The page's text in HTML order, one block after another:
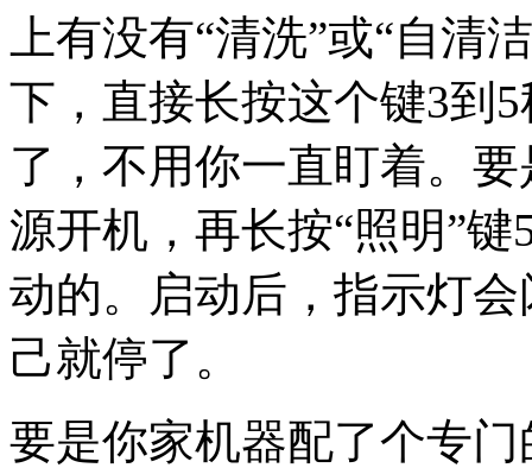
上有没有“清洗”或“自清
下，直接长按这个键3到
了，不用你一直盯着。
源开机，再长按“照明”
动的。启动后，指示灯
己就停了。
要是你家机器配了个专